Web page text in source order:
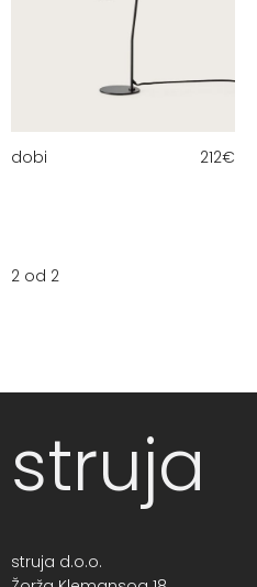
dobi 212€
2 od 2
struja
struja d.o.o.